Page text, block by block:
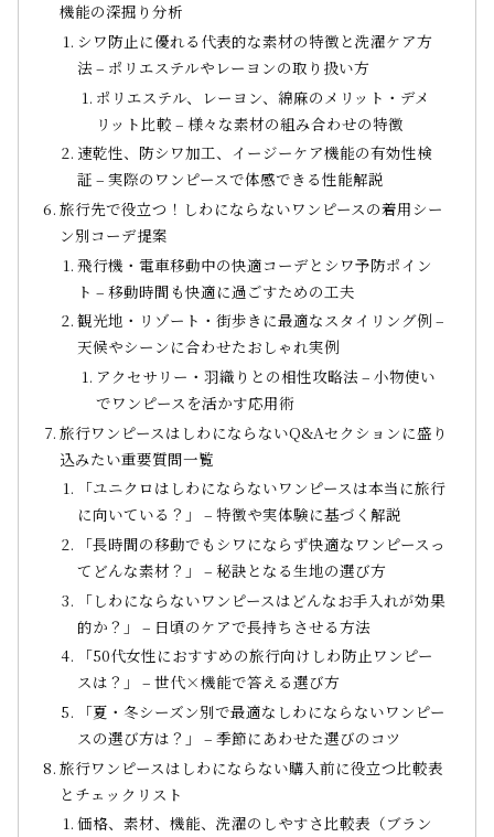
機能の深掘り分析
シワ防止に優れる代表的な素材の特徴と洗濯ケア方
法 – ポリエステルやレーヨンの取り扱い方
ポリエステル、レーヨン、綿麻のメリット・デメ
リット比較 – 様々な素材の組み合わせの特徴
速乾性、防シワ加工、イージーケア機能の有効性検
証 – 実際のワンピースで体感できる性能解説
旅行先で役立つ！しわにならないワンピースの着用シー
ン別コーデ提案
飛行機・電車移動中の快適コーデとシワ予防ポイン
ト – 移動時間も快適に過ごすための工夫
観光地・リゾート・街歩きに最適なスタイリング例 –
天候やシーンに合わせたおしゃれ実例
アクセサリー・羽織りとの相性攻略法 – 小物使い
でワンピースを活かす応用術
旅行ワンピースはしわにならないQ&Aセクションに盛り
込みたい重要質問一覧
「ユニクロはしわにならないワンピースは本当に旅行
に向いている？」 – 特徴や実体験に基づく解説
「長時間の移動でもシワにならず快適なワンピースっ
てどんな素材？」 – 秘訣となる生地の選び方
「しわにならないワンピースはどんなお手入れが効果
的か？」 – 日頃のケアで長持ちさせる方法
「50代女性におすすめの旅行向けしわ防止ワンピー
スは？」 – 世代×機能で答える選び方
「夏・冬シーズン別で最適なしわにならないワンピー
スの選び方は？」 – 季節にあわせた選びのコツ
旅行ワンピースはしわにならない購入前に役立つ比較表
とチェックリスト
価格、素材、機能、洗濯のしやすさ比較表（ブラン